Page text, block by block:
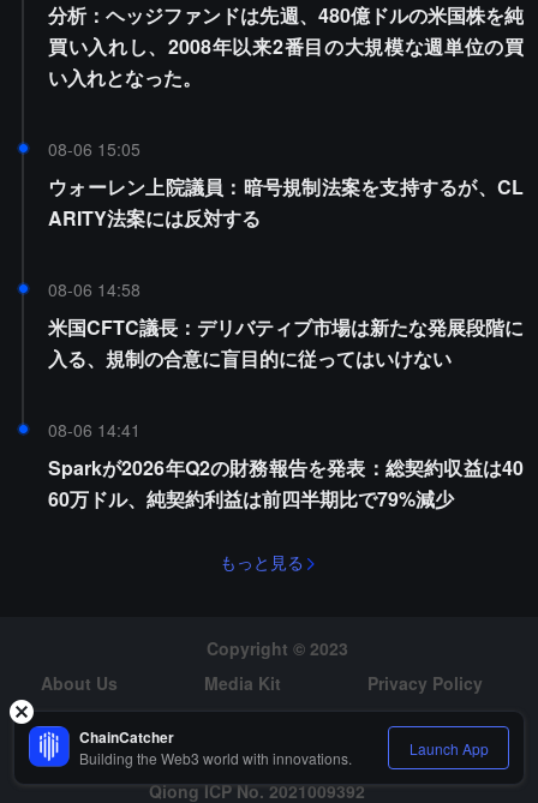
分析：ヘッジファンドは先週、480億ドルの米国株を純
買い入れし、2008年以来2番目の大規模な週単位の買
い入れとなった。
08-06 15:05
ウォーレン上院議員：暗号規制法案を支持するが、CL
ARITY法案には反対する
08-06 14:58
米国CFTC議長：デリバティブ市場は新たな発展段階に
入る、規制の合意に盲目的に従ってはいけない
08-06 14:41
Sparkが2026年Q2の財務報告を発表：総契約収益は40
60万ドル、純契約利益は前四半期比で79%減少
もっと見る
Copyright © 2023
About Us
Media Kit
Privacy Policy
Risk Warning
Hiring
Qiong ICP No. 2021009392
ChainCatcher
Building the Web3 world with innovations. Launch App